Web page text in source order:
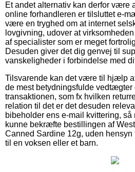
Et andet alternativ kan derfor være
online forhandleren er tilsluttet e-
være en tryghed om at internet
lovgivning, udover at
af specialister som er meget
Desuden giver det dig genvej til
vanskeligheder i forbindelse med
Tilsvarende kan det være til hjælp
de mest betydningsfulde vedtægter
transaktionen, som fx hvilken
relation til det er det desuden
bibeholder ens e-mail kvittering, så
kunne bekræfte bestillingen af
Canned Sardine 12g, uden
til en voksen eller et barn.